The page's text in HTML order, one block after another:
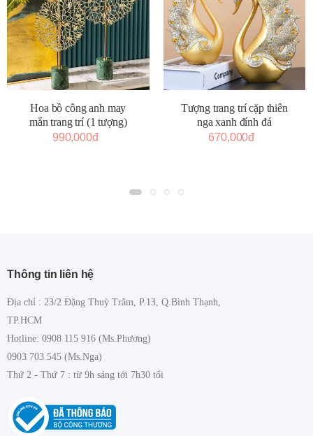
Hoa bồ công anh may
mắn trang trí (1 tượng)
990,000đ
Tượng trang trí cặp thiên
nga xanh đính đá
670,000đ
Thông tin liên hệ
Địa chỉ : 23/2 Đặng Thuỳ Trâm, P.13, Q.Bình Thạnh,
TP.HCM
Hotline: 0908 115 916 (Ms.Phương)
0903 703 545 (Ms.Nga)
Thứ 2 - Thứ 7 : từ 9h sáng tới 7h30 tối